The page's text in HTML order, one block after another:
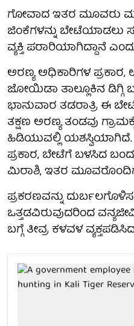
ಗೋವಾದ ಇತರ ಮೂವರು
ಜಿಂಕೆಗಳನ್ನು
ವ್ಯಕ್ತಿ ಪರಾರಿಯಾಗಿದ್ದಾನೆ
ಅರಣ್ಯ ಅಧಿಕಾರಿಗಳ ಪ್ರಕಾರ,
ಜೋಯಿಡಾ ತಾಲ್ಲೂಕಿನ ಡಿಗ್ಗಿ
ಭಾನುವಾರ ತಡರಾತ್ರಿ ಈ
ತಕ್ಷಣ ಅರಣ್ಯ ತಂಡವು
ಹಿಡಿಯುವಲ್ಲಿ
ಪ್ರಕಾರ, ಬೇಟೆಗೆ ಬಳಸಿದ
ಮಿರಾಶಿ, ಇತರ ಮೂವರೊಂದಿಗೆ
ಪ್ರಕರಣವನ್ನು
ಒತ್ತಡವಿರುವುದರಿಂದ
ಬಗ್ಗೆ ತೀವ್ರ ಕಳವಳ